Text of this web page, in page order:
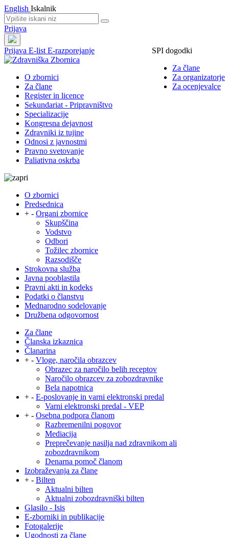
English Iskalnik
Prijava
Prijava
SPI dogodki
Za člane
Za organizatorje
Za ocenjevalce
E-list E-razporejanje
O zbornici
Za člane
Register in licence
Sekundariat - Pripravništvo
Specializacije
Kongresna dejavnost
Zdravniki iz tujine
Odnosi z javnostmi
Pravno svetovanje
Paliativna oskrba
O zbornici
Predsednica
+ - Organi zbornice
Skupščina
Vodstvo
Odbori
Tožilec zbornice
Razsodišče
Strokovna služba
Javna pooblastila
Pravni akti in kodeks
Podatki o članstvu
Mednarodno sodelovanje
Družbena odgovornost
Za člane
Članska izkaznica
Članarina
+ - Vloge, naročila obrazcev
Obrazec za naročilo belih receptov
Naročilo obrazcev za zobozdravnike
Bela napotnica
+ - E-poslovanje in varni elektronski predal
Varni elektronski predal - VEP
+ - Osebna podpora članom
Razbremenilni pogovor
Mediacija
Preprečevanje nasilja nad zdravnikom ali
zobozdravnikom
Denarna pomoč članom
Izobraževanja za člane
+ - Bilten
Aktualni bilten
Aktualni zobozdravniški bilten
Glasilo - Isis
E-zborniki in publikacije
Fotogalerije
Ugodnosti za člane